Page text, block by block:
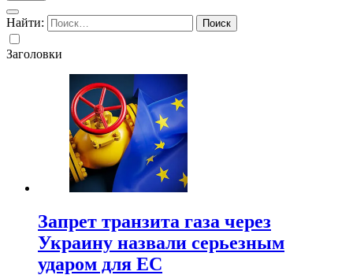
Найти:
Заголовки
Запрет транзита газа через
Украину назвали серьезным
ударом для ЕС